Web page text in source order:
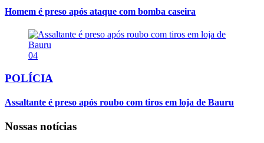
Homem é preso após ataque com bomba caseira
04
POLÍCIA
Assaltante é preso após roubo com tiros em loja de Bauru
Nossas notícias